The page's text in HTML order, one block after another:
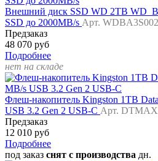
Внешний диск SSD WD 2TB
SSD до 2000MB/s Арт.
Предзаказ
48 070 руб
Подробнее
нет на складе
Флеш-накопитель Kingston 1TB
USB 3.2 Gen 2 USB-C Арт.
Предзаказ
12 010 руб
Подробнее
под заказ снят с производства дн.